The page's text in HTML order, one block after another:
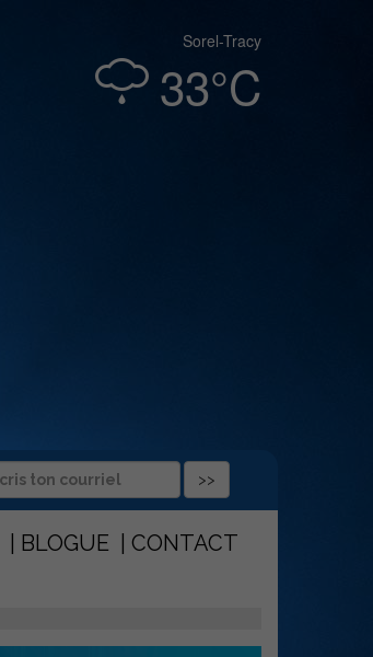
Sorel-Tracy
33°C
BLOGUE CONTACT